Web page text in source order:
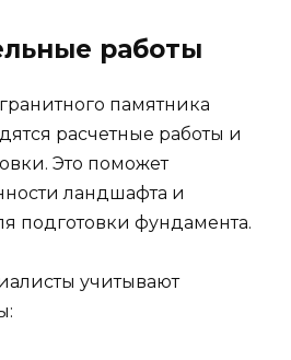
работы
памятника
расчетные работы и
Это поможет
ландшафта и
подготовки фундамента.
учитывают